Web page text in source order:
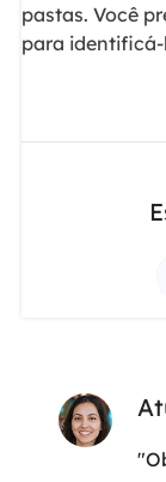
pastas. Você
para